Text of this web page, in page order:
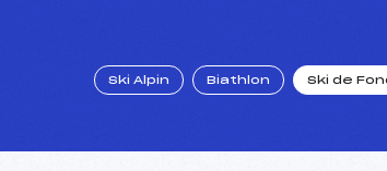
Ski Alpin Biathlon Ski de